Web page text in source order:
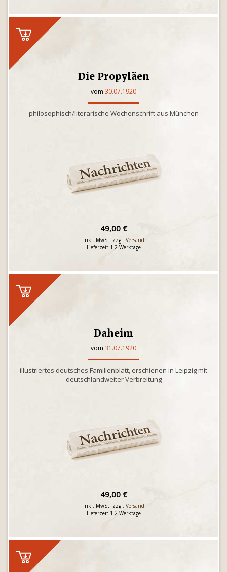
Die Propyläen
vom 30.07.1920
philosophisch/literarische Wochenschrift aus München
49,00 €
inkl. MwSt. zzgl. Versand
Lieferzeit 1-2 Werktage
Daheim
vom 31.07.1920
illustriertes deutsches Familienblatt, erschienen in Leipzig mit
deutschlandweiter Verbreitung
49,00 €
inkl. MwSt. zzgl. Versand
Lieferzeit 1-2 Werktage